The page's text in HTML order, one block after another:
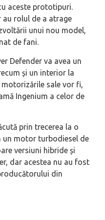
aceste prototipuri.
rolul de a atrage
unui nou model,
de fani.
Defender va avea un
și un interior la
sale vor fi,
Ingenium a celor de
prin trecerea la o
un motor turbodiesel de
versiuni hibride și
dar acestea nu au fost
din